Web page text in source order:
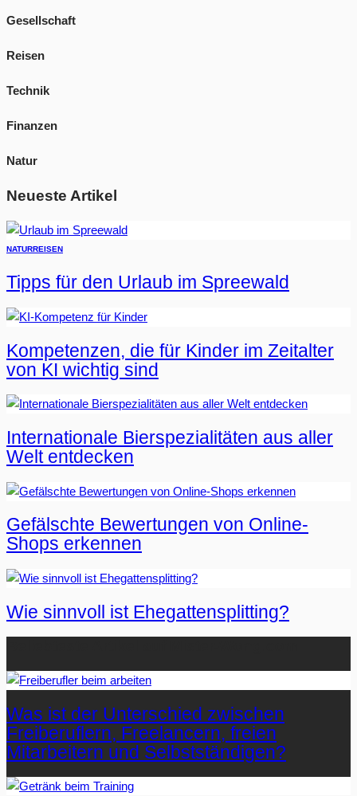
Gesellschaft
Reisen
Technik
Finanzen
Natur
Neueste Artikel
NATURREISEN
Tipps für den Urlaub im Spreewald
Kompetenzen, die für Kinder im Zeitalter
von KI wichtig sind
Internationale Bierspezialitäten aus aller
Welt entdecken
Gefälschte Bewertungen von Online-
Shops erkennen
Wie sinnvoll ist Ehegattensplitting?
Was ist der Unterschied zwischen
Freiberuflern, Freelancern, freien
Mitarbeitern und Selbstständigen?